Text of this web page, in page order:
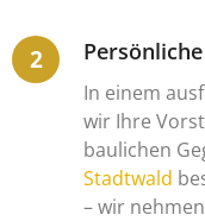
In einem
wir Ihre
baulichen
Stadtwald
– wir